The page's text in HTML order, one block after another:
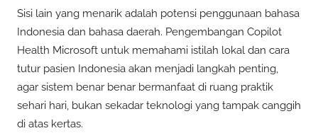
Sisi lain yang menarik adalah potensi penggunaan bahasa
Indonesia dan bahasa daerah. Pengembangan Copilot
Health Microsoft untuk memahami istilah lokal dan cara
tutur pasien Indonesia akan menjadi langkah penting,
agar sistem benar benar bermanfaat di ruang praktik
sehari hari, bukan sekadar teknologi yang tampak canggih
di atas kertas.